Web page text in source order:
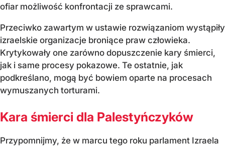
ofiar możliwość konfrontacji ze sprawcami.
Przeciwko zawartym w ustawie rozwiązaniom wystąpiły
izraelskie organizacje broniące praw człowieka.
Krytykowały one zarówno dopuszczenie kary śmierci,
jak i same procesy pokazowe. Te ostatnie, jak
podkreślano, mogą być bowiem oparte na procesach
wymuszanych torturami.
Kara śmierci dla Palestyńczyków
Przypomnijmy, że w marcu tego roku parlament Izraela